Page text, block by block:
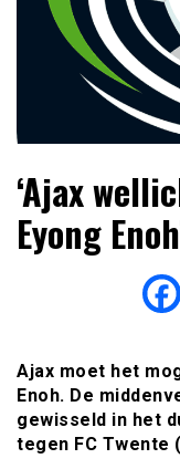
transferupdates,
spelers en
‘Ajax
Eyong
Ajax moet het
Enoh. De
gewisseld in het
tegen FC Twente